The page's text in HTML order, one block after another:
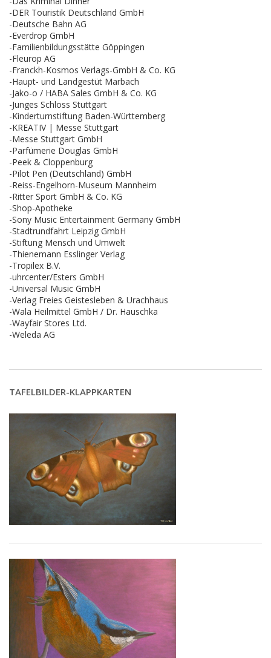
-DER Touristik Deutschland GmbH
-Deutsche Bahn AG
-Everdrop GmbH
-Familienbildungsstätte Göppingen
-Fleurop AG
-Franckh-Kosmos Verlags-GmbH & Co. KG
-Haupt- und Landgestüt Marbach
-Jako-o / HABA Sales GmbH & Co. KG
-Junges Schloss Stuttgart
-Kinderturnstiftung Baden-Württemberg
-KREATIV | Messe Stuttgart
-Messe Stuttgart GmbH
-Parfümerie Douglas GmbH
-Peek & Cloppenburg
-Pilot Pen (Deutschland) GmbH
-Reiss-Engelhorn-Museum Mannheim
-Ritter Sport GmbH & Co. KG
-Shop-Apotheke
-Sony Music Entertainment Germany GmbH
-Stadtrundfahrt Leipzig GmbH
-Stiftung Mensch und Umwelt
-Thienemann Esslinger Verlag
-Tropilex B.V.
-uhrcenter/Esters GmbH
-Universal Music GmbH
-Verlag Freies Geistesleben & Urachhaus
-Wala Heilmittel GmbH / Dr. Hauschka
-Wayfair Stores Ltd.
-Weleda AG
TAFELBILDER-KLAPPKARTEN